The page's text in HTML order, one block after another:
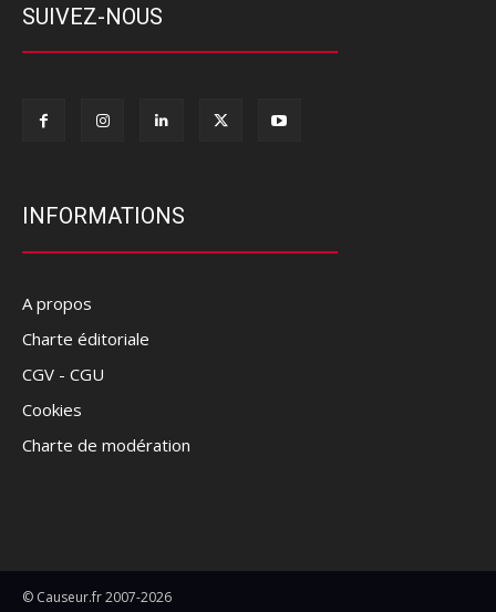
SUIVEZ-NOUS
INFORMATIONS
A propos
Charte éditoriale
CGV - CGU
Cookies
Charte de modération
© Causeur.fr 2007-2026